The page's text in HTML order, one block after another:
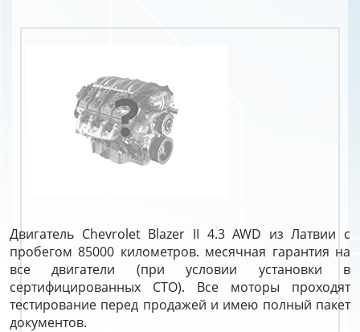
Двигатель Chevrolet Blazer II 4.3 AWD из Латвии с
пробегом 85000 километров. месячная гарантия на
все двигатели (при условии установки в
сертифицированных СТО). Все моторы проходят
тестирование перед продажей и имею полный пакет
документов.